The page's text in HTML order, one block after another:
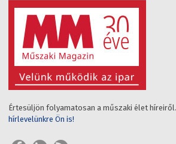
Értesüljön folyamatosan a műszaki élet híreiről.
hírlevelünkre Ön is!